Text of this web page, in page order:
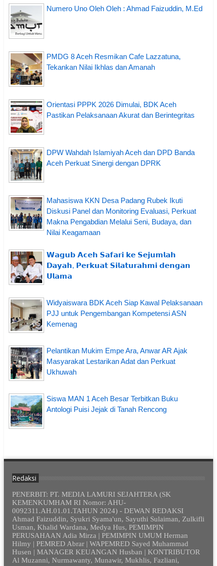
Numero Uno Oleh Oleh : Ahmad Faizuddin, M.Ed
PMDG 8 Aceh Resmikan Cafe Lazzatuna,
Tekankan Nilai Ikhlas dan Amanah
Orientasi PPPK 2026 Dimulai, BDK Aceh
Pastikan Pelaksanaan Akurat dan Berintegritas
DPW Wahdah Islamiyah Aceh dan DPD Banda
Aceh Perkuat Sinergi dengan DPRK
Mahasiswa KKN Desa Padang Rubek Ikuti
Diskusi Panel dan Monitoring Evaluasi, Perkuat
Makna Pengabdian Melalui Seni, Budaya, dan
Nilai Keagamaan
𝗪𝗮𝗴𝘂𝗯 𝗔𝗰𝗲𝗵 𝗦𝗮𝗳𝗮𝗿𝗶 𝗸𝗲 𝗦𝗲𝗷𝘂𝗺𝗹𝗮𝗵
𝗗𝗮𝘆𝗮𝗵, 𝗣𝗲𝗿𝗸𝘂𝗮𝘁 𝗦𝗶𝗹𝗮𝘁𝘂𝗿𝗮𝗵𝗺𝗶 𝗱𝗲𝗻𝗴𝗮𝗻
𝗨𝗹𝗮𝗺𝗮
Widyaiswara BDK Aceh Siap Kawal Pelaksanaan
PJJ untuk Pengembangan Kompetensi ASN
Kemenag
Pelantikan Mukim Empe Ara, Anwar AR Ajak
Masyarakat Lestarikan Adat dan Perkuat
Ukhuwah
Siswa MAN 1 Aceh Besar Terbitkan Buku
Antologi Puisi Jejak di Tanah Rencong
Redaksi
PENERBIT: PT. MEDIA LAMURI SEJAHTERA (SK
KEMENKUMHAM RI Nomor: AHU-
0092311.AH.01.01.TAHUN 2024) - DEWAN REDAKSI
Ahmad Faizuddin, Syukri Syama'un, Sayuthi Sulaiman, Zulkifli
Usman, Khalid Wardana, Medya Hus, PEMIMPIN
PERUSAHAAN Adia Mirza | PEMIMPIN UMUM Herman
Hilmy | PEMRED Abrar | WAPEMRED Sayed Muhammad
Husen | MANAGER KEUANGAN Husban | KONTRIBUTOR
Al Muzanni, Nurmawanty, Munawir, Mukhlis, Fazliani,